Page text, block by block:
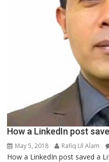
How a LinkedIn post
May 5, 2018 Rafiq Ul Alam
How a LinkedIn post saved a